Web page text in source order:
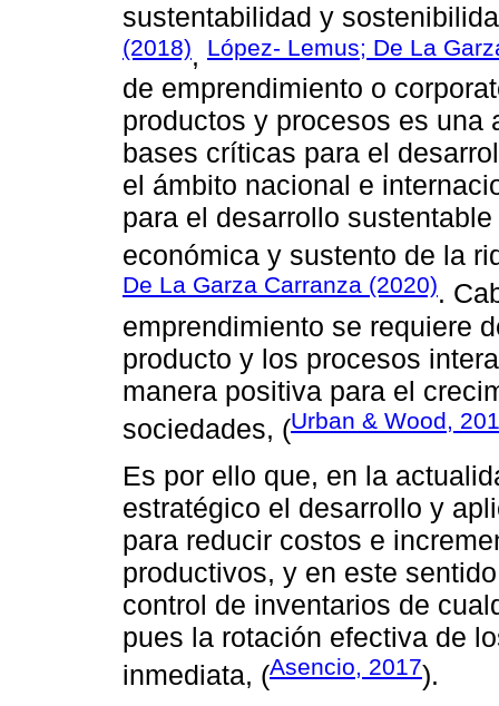
sustentabilidad y
(2018), López- Lemus; De La
de emprendimiento o
productos y procesos es una
bases críticas para el
el ámbito nacional e
para el desarrollo
económica y sustento de la
De La Garza Carranza (2020).
emprendimiento se requiere
producto y los procesos
manera positiva para el
sociedades, (Urban & Wood,
Es por ello que, en la
estratégico el desarrollo y
para reducir costos e
productivos, y en este
control de inventarios de
pues la rotación efectiva de
inmediata, (Asencio, 2017).